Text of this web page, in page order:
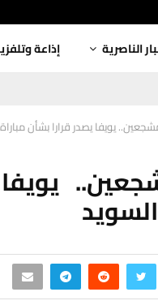
الناصرية إذاعة
يويفا يصدر قرارا بشأن